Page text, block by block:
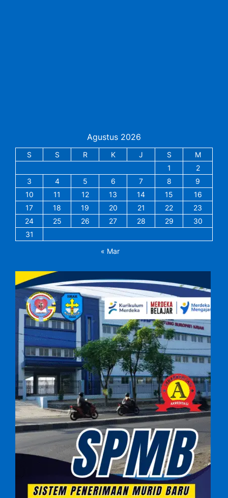
Agustus 2026
S S R K J S
M
1
2
3
4 5 6 7 8
9
10
11 12 13 14 15
16
17
18 19 20 21 22
23
24
25 26 27 28 29
30
31
« Mar